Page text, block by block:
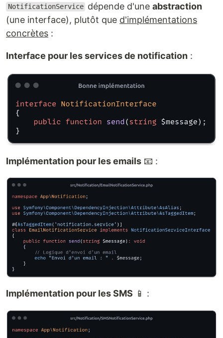
NotificationService dépende d'uneabstraction
(une interface), plutôt que d'implémentations
concrètes :
Interface pour les services de notification :
Implémentation pour les emails 📧 :
Implémentation pour les SMS 📱 :